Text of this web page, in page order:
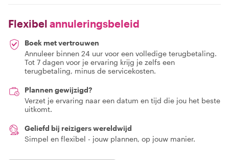
Flexibel annuleringsbeleid
Boek met vertrouwen
Annuleer binnen 24 uur voor een volledige terugbetaling.
Tot 7 dagen voor je ervaring krijg je zelfs een
terugbetaling, minus de servicekosten.
Plannen gewijzigd?
Verzet je ervaring naar een datum en tijd die jou het beste
uitkomt.
Geliefd bij reizigers wereldwijd
Simpel en flexibel - jouw plannen, op jouw manier.